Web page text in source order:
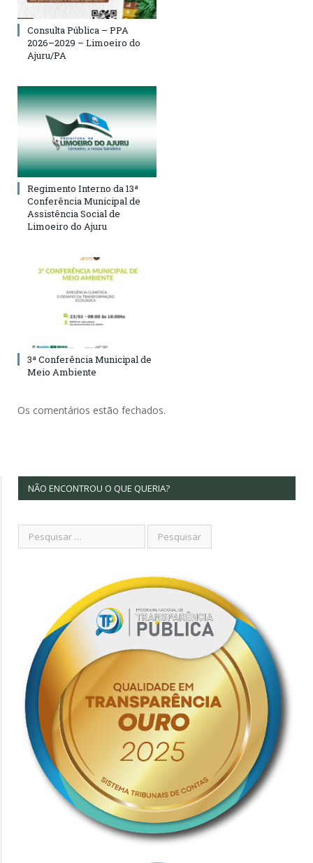
Consulta Pública – PPA
2026–2029 – Limoeiro do
Ajuru/PA
Regimento Interno da 13ª
Conferência Municipal de
Assistência Social de
Limoeiro do Ajuru
3ª Conferência Municipal de
Meio Ambiente
Os comentários estão fechados.
NÃO ENCONTROU O QUE QUERIA?